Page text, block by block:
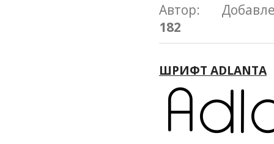
Автор:
182
ШРИФТ ADLANTA